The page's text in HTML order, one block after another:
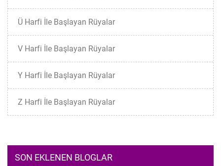
Ü Harfi İle Başlayan Rüyalar
V Harfi İle Başlayan Rüyalar
Y Harfi İle Başlayan Rüyalar
Z Harfi İle Başlayan Rüyalar
SON EKLENEN BLOGLAR